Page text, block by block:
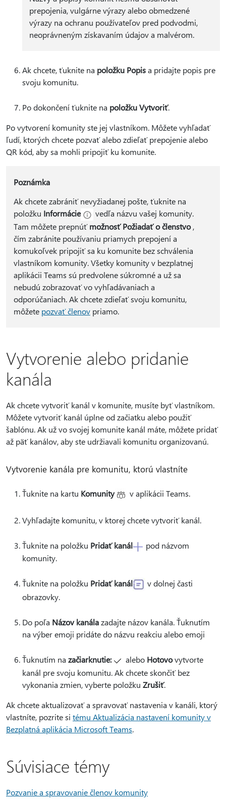
prepojenia, vulgárne výrazy alebo obmedzené
výrazy na ochranu používateľov pred podvodmi,
neoprávneným získavaním údajov a malvérom.
Ak chcete, ťuknite na položku Popisa pridajte popis pre
svoju komunitu.
Po dokončení ťuknite na položku Vytvoriť.
Po vytvorení komunity ste jej vlastníkom. Môžete vyhľadať
ľudí, ktorých chcete pozvať alebo zdieľať prepojenie alebo
QR kód, aby sa mohli pripojiť ku komunite.
Poznámka
Ak chcete zabrániť nevyžiadanej pošte, ťuknite na
položku Informácie
vedľa názvu vašej komunity.
Tam môžete prepnúťmožnosť Požiadať o členstvo,
čím zabránite používaniu priamych prepojení a
komukoľvek pripojiť sa ku komunite bez schválenia
vlastníkom komunity. Všetky komunity v bezplatnej
aplikácii Teams sú predvolene súkromné a už sa
nebudú zobrazovať vo vyhľadávaniach a
odporúčaniach. Ak chcete zdieľať svoju komunitu,
môžete pozvať členovpriamo.
Vytvorenie alebo pridanie
kanála
Ak chcete vytvoriť kanál v komunite, musíte byť vlastníkom.
Môžete vytvoriť kanál úplne od začiatku alebo použiť
šablónu. Ak už vo svojej komunite kanál máte, môžete pridať
až päť kanálov, aby ste udržiavali komunitu organizovanú.
Vytvorenie kanála pre komunitu, ktorú vlastníte
Ťuknite na kartu Komunity v aplikácii Teams.
Vyhľadajte komunitu, v ktorej chcete vytvoriť kanál.
Ťuknite na položku Pridať kanál
pod názvom
komunity.
Ťuknite na položku Pridať kanál
v dolnej časti
obrazovky.
Do poľa Názov kanálazadajte názov kanála. Ťuknutím
na výber emoji pridáte do názvu reakciu alebo emoji
Ťuknutím na začiarknutie: alebo Hotovovytvorte
kanál pre svoju komunitu. Ak chcete skončiť bez
vykonania zmien, vyberte položku Zrušiť.
Ak chcete aktualizovať a spravovať nastavenia v kanáli, ktorý
vlastníte, pozrite si tému Aktualizácia nastavení komunity v
Bezplatná aplikácia Microsoft Teams.
Súvisiace témy
Pozvanie a spravovanie členov komunity